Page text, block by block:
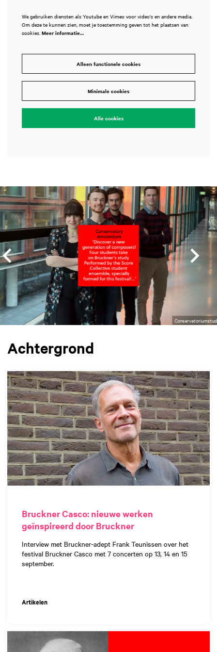
We gebruiken diensten als Youtube en Vimeo voor video's en andere media.
Om deze te kunnen zien, moet je toestemming geven tot het plaatsen van
cookies. Meer informatie…
Alleen functionele cookies
Minimale cookies
Alle cookies
Overslaan
Achtergrond
Bruckner Casco: nieuwe werken
geïnspireerd door Bruckner
Interview met Bruckner-adept Frank Teunissen over het
festival Bruckner Casco met 7 concerten op 13, 14 en 15
september.
Artikelen